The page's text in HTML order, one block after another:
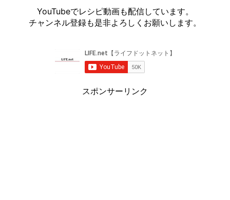
YouTubeでレシピ動画も配信しています。
チャンネル登録も是非よろしくお願いします。
スポンサーリンク